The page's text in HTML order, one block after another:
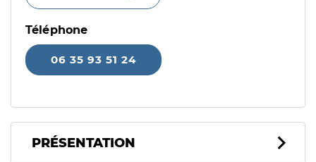
Téléphone
06 35 93 51 24
PRÉSENTATION